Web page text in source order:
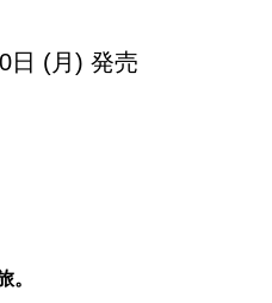
日 (月) 発売
。